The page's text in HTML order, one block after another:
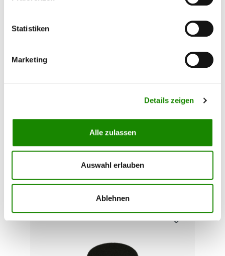
Statistiken
Marketing
Details zeigen
Alle zulassen
Auswahl erlauben
Ablehnen
Maximale Schleifkraft für ein perfektes Finish
Oxidation, Waschstraßen-Schäden und weitere
lange Verarbeitungszeit und sorgt für ein
exzellentes Finish. Vorteile: Bis zu 30 %
geringerer Verbrauch Sehr leicht abzuwischen
Lange Verarbeitungszeit für präzises Arbeiten
Transparent – Schleifkratzer bleiben sichtbar
zur Kontrolle Gutes Finish mit geringer Drehzahl
Aluminiumoxid Set-Inhalt: 3M Perfect-It
Schleifpaste Plus Extrem 51815 1Kg Polierpad
57,22 €*
81,73 €*